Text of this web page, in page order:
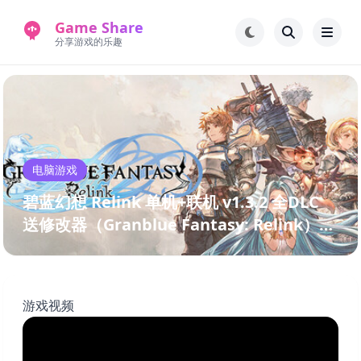
Game Share
分享游戏的乐趣
电脑游戏
手机游戏 常见问题解答
新版游戏站 永久地址
电脑游戏
碧蓝幻想 Relink 单机+联机 v1.3.2 全DLC
送修改器（Granblue Fantasy: Relink）免
安装中文版
游戏视频